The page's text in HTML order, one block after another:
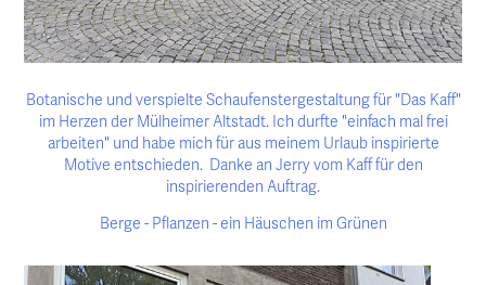
Botanische und verspielte Schaufenstergestaltung für "Das Kaff"
im Herzen der Mülheimer Altstadt. Ich durfte "einfach mal frei
arbeiten" und habe mich für aus meinem Urlaub inspirierte
Motive entschieden. Danke an Jerry vom Kaff für den
inspirierenden Auftrag.
Berge - Pflanzen - ein Häuschen im Grünen